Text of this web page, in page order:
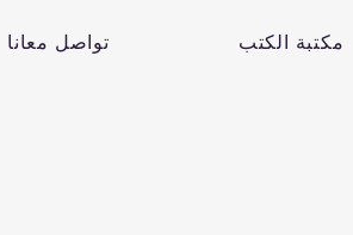
تواصل معانا مكتبة الكتب